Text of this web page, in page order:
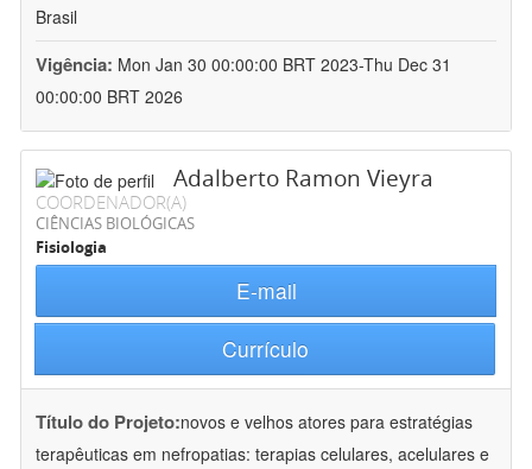
Brasil
Vigência: Mon Jan 30 00:00:00 BRT 2023-Thu Dec 31
00:00:00 BRT 2026
Adalberto Ramon Vieyra
COORDENADOR(A)
CIÊNCIAS BIOLÓGICAS
Fisiologia
E-mail
Currículo
Título do Projeto:novos e velhos atores para estratégias
terapêuticas em nefropatias: terapias celulares, acelulares e